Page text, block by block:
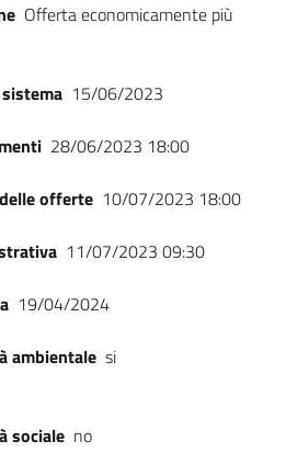
Offerta economicamente più
15/06/2023
28/06/2023 18:00
offerte 10/07/2023 18:00
11/07/2023 09:30
19/04/2024
ambientale si
sociale no